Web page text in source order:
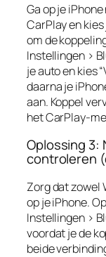
Ga op je
CarPlay en kies
om de
Instellingen >
je auto en kies
daarna je
aan. Koppel
het CarPlay-
Oplossing 3:
controleren
Zorg dat zowel
op je iPhone.
Instellingen >
voordat je de
beide